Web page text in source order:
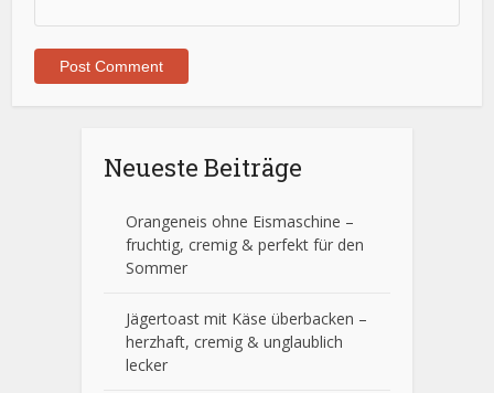
Neueste Beiträge
Orangeneis ohne Eismaschine –
fruchtig, cremig & perfekt für den
Sommer
Jägertoast mit Käse überbacken –
herzhaft, cremig & unglaublich
lecker